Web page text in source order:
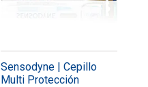
Sensodyne | Cepillo
Multi Protección